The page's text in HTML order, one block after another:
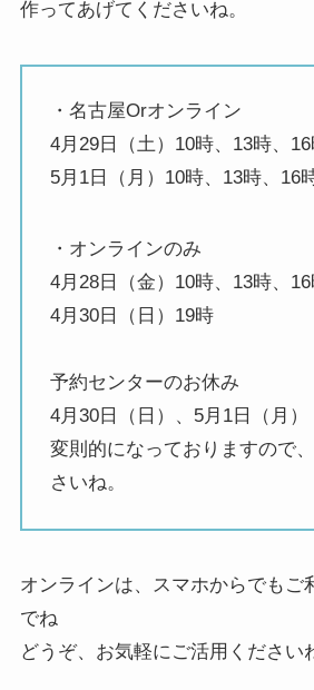
作ってあげてくださいね。
・名古屋Orオンライン
4月29日（土）10時、13時、
5月1日（月）10時、13時、16
・オンラインのみ
4月28日（金）10時、13時、
4月30日（日）19時
予約センターのお休み
4月30日（日）、5月1日（月）
変則的になっておりますので
さいね。
オンラインは、スマホからでもご
でね
どうぞ、お気軽にご活用ください